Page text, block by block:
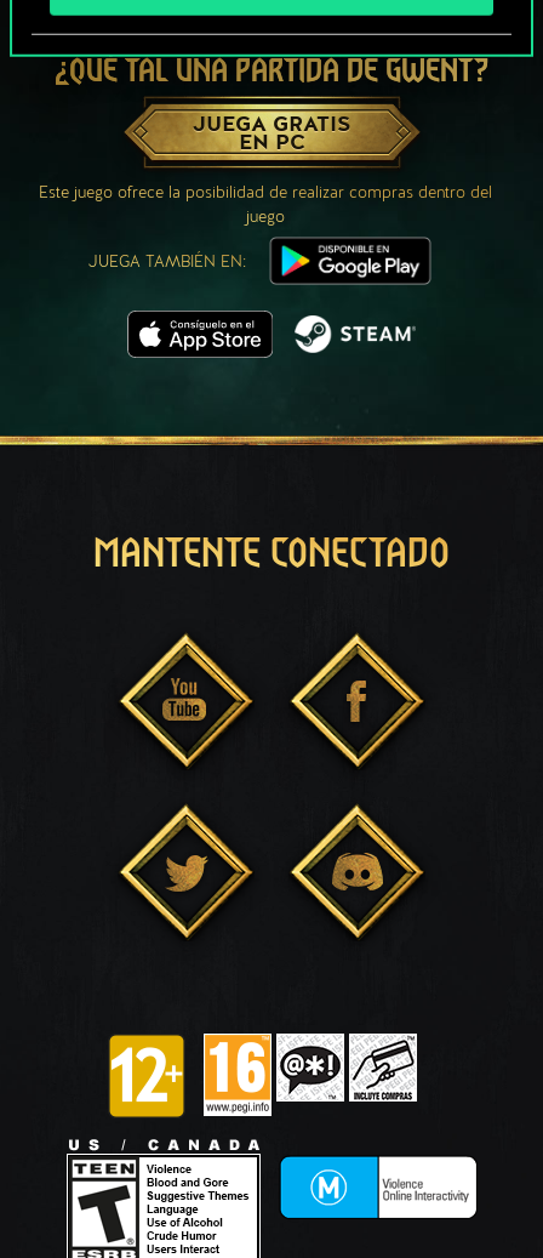
¿QUÉ TAL UNA PARTIDA DE GWENT?
JUEGA GRATIS
EN PC
Este juego ofrece la posibilidad de realizar compras dentro del
juego
JUEGA TAMBIÉN EN:
MANTENTE CONECTADO